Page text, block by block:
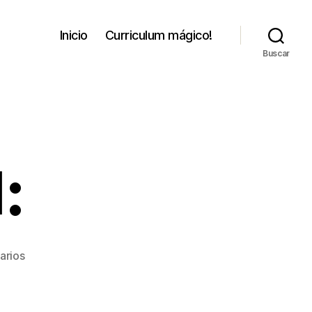
Inicio Curriculum mágico!
Buscar
en